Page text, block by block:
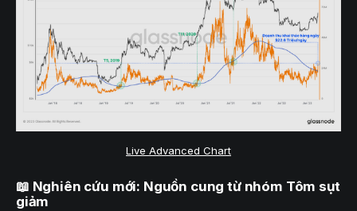
Live Advanced Chart
📖 Nghiên cứu mới: Nguồn cung từ nhóm Tôm sụt
giảm